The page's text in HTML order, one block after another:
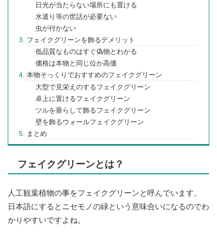
日光が当たらない場所にも置ける
水遣り等の世話が必要ない
虫が付かない
フェイクグリーンを飾るデメリット
低品質なものはすぐ偽物とわかる
価格は本物と同じ位か高価
本物そっくりでおすすめのフェイクグリーン
大型で見栄えのするフェイクグリーン
卓上に置けるフェイクグリーン
ツルを垂らして飾るフェイクグリーン
壁を飾るウォールフェイクグリーン
まとめ
フェイクグリーンとは？
人工観葉植物の事をフェイクグリーンと呼んでいます。
日本語にするとニセモノの緑という意味合いになるのでわ
かりやすいですよね。